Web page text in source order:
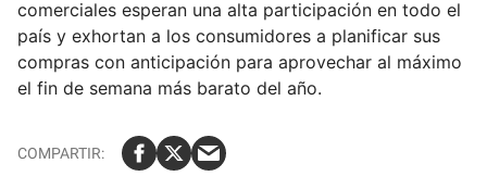
comerciales esperan una alta participación en todo el
país y exhortan a los consumidores a planificar sus
compras con anticipación para aprovechar al máximo
el fin de semana más barato del año.